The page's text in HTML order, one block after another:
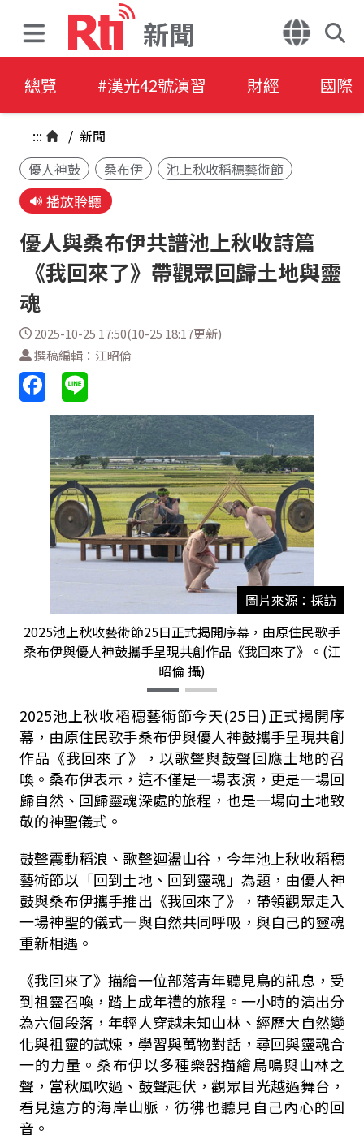
新聞
總覽 #漢光42號演習 財經 國際
::: / 新聞
優人神鼓
桑布伊 池上秋收稻穗藝術節
播放聆聽
優人與桑布伊共譜池上秋收詩篇
《我回來了》帶觀眾回歸土地與靈
魂
2025-10-25 17:50(10-25 18:17更新)
撰稿編輯：江昭倫
圖片來源：採訪
2025池上秋收藝術節25日正式揭開序幕，由原住民歌手
桑布伊與優人神鼓攜手呈現共創作品《我回來了》。(江
昭倫 攝)
2025池上秋收稻穗藝術節今天(25日)正式揭開序
幕，由原住民歌手桑布伊與優人神鼓攜手呈現共創
作品《我回來了》，以歌聲與鼓聲回應土地的召
喚。桑布伊表示，這不僅是一場表演，更是一場回
歸自然、回歸靈魂深處的旅程，也是一場向土地致
敬的神聖儀式。
鼓聲震動稻浪、歌聲迴盪山谷，今年池上秋收稻穗
藝術節以「回到土地、回到靈魂」為題，由優人神
鼓與桑布伊攜手推出《我回來了》，帶領觀眾走入
一場神聖的儀式—與自然共同呼吸，與自己的靈魂
重新相遇。
《我回來了》描繪一位部落青年聽見鳥的訊息，受
到祖靈召喚，踏上成年禮的旅程。一小時的演出分
為六個段落，年輕人穿越未知山林、經歷大自然變
化與祖靈的試煉，學習與萬物對話，尋回與靈魂合
一的力量。桑布伊以多種樂器描繪鳥鳴與山林之
聲，當秋風吹過、鼓聲起伏，觀眾目光越過舞台，
看見遠方的海岸山脈，彷彿也聽見自己內心的回
音。